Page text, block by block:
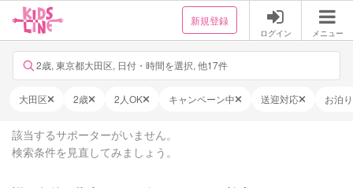
新規登録
ログイン メニュー
2歳, 東京都大田区, 日付・時間を選択, 他17件
大田区 2歳 2人OK キャンペーン中 送迎対応 お泊
該当するサポーターがいません。
検索条件を見直してみましょう。